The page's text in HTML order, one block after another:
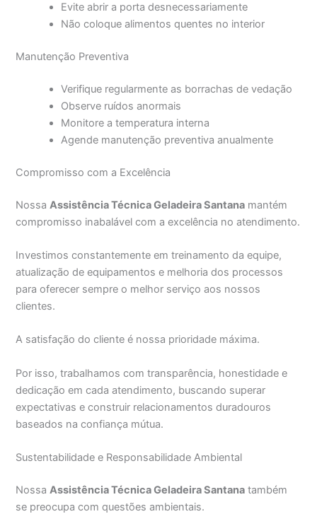
Evite abrir a porta desnecessariamente
Não coloque alimentos quentes no interior
Manutenção Preventiva
Verifique regularmente as borrachas de vedação
Observe ruídos anormais
Monitore a temperatura interna
Agende manutenção preventiva anualmente
Compromisso com a Excelência
NossaAssistência Técnica Geladeira Santana mantém
compromisso inabalável com a excelência no atendimento.
Investimos constantemente em treinamento da equipe,
atualização de equipamentos e melhoria dos processos
para oferecer sempre o melhor serviço aos nossos
clientes.
A satisfação do cliente é nossa prioridade máxima.
Por isso, trabalhamos com transparência, honestidade e
dedicação em cada atendimento, buscando superar
expectativas e construir relacionamentos duradouros
baseados na confiança mútua.
Sustentabilidade e Responsabilidade Ambiental
NossaAssistência Técnica Geladeira Santana também
se preocupa com questões ambientais.